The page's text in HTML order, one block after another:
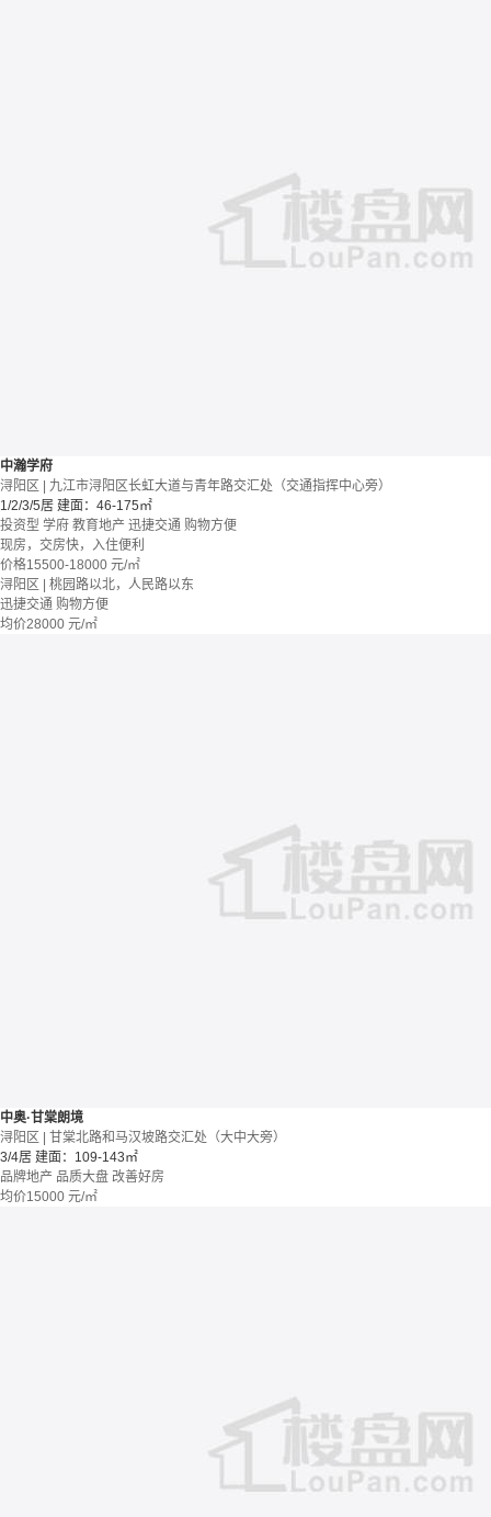
中瀚学府
浔阳区 | 九江市浔阳区长虹大道与青年路交汇处（交通指挥中心旁）
1/2/3/5居 建面：46-175㎡
投资型 学府 教育地产 迅捷交通 购物方便
现房，交房快，入住便利
价格15500-18000 元/㎡
浔阳区 | 桃园路以北，人民路以东
迅捷交通 购物方便
均价28000 元/㎡
中奥·甘棠朗境
浔阳区 | 甘棠北路和马汉坡路交汇处（大中大旁）
3/4居 建面：109-143㎡
品牌地产 品质大盘 改善好房
均价15000 元/㎡